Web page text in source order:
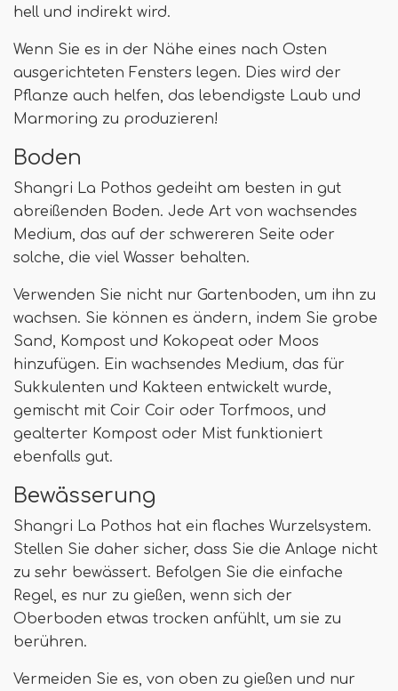
hell und indirekt wird.
Wenn Sie es in der Nähe eines nach Osten
ausgerichteten Fensters legen. Dies wird der
Pflanze auch helfen, das lebendigste Laub und
Marmoring zu produzieren!
Boden
Shangri La Pothos gedeiht am besten in gut
abreißenden Boden. Jede Art von wachsendes
Medium, das auf der schwereren Seite oder
solche, die viel Wasser behalten.
Verwenden Sie nicht nur Gartenboden, um ihn zu
wachsen. Sie können es ändern, indem Sie grobe
Sand, Kompost und Kokopeat oder Moos
hinzufügen. Ein wachsendes Medium, das für
Sukkulenten und Kakteen entwickelt wurde,
gemischt mit Coir Coir oder Torfmoos, und
gealterter Kompost oder Mist funktioniert
ebenfalls gut.
Bewässerung
Shangri La Pothos hat ein flaches Wurzelsystem.
Stellen Sie daher sicher, dass Sie die Anlage nicht
zu sehr bewässert. Befolgen Sie die einfache
Regel, es nur zu gießen, wenn sich der
Oberboden etwas trocken anfühlt, um sie zu
berühren.
Vermeiden Sie es, von oben zu gießen und nur